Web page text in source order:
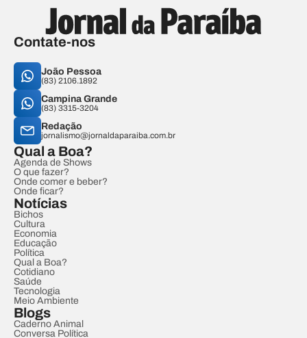
Contate-nos
João Pessoa
(83) 2106.1892
Campina Grande
(83) 3315-3204
Redação
jornalismo@jornaldaparaiba.com.br
Qual a Boa?
Agenda de Shows
O que fazer?
Onde comer e beber?
Onde ficar?
Notícias
Bichos
Cultura
Economia
Educação
Política
Qual a Boa?
Cotidiano
Saúde
Tecnologia
Meio Ambiente
Blogs
Caderno Animal
Conversa Política